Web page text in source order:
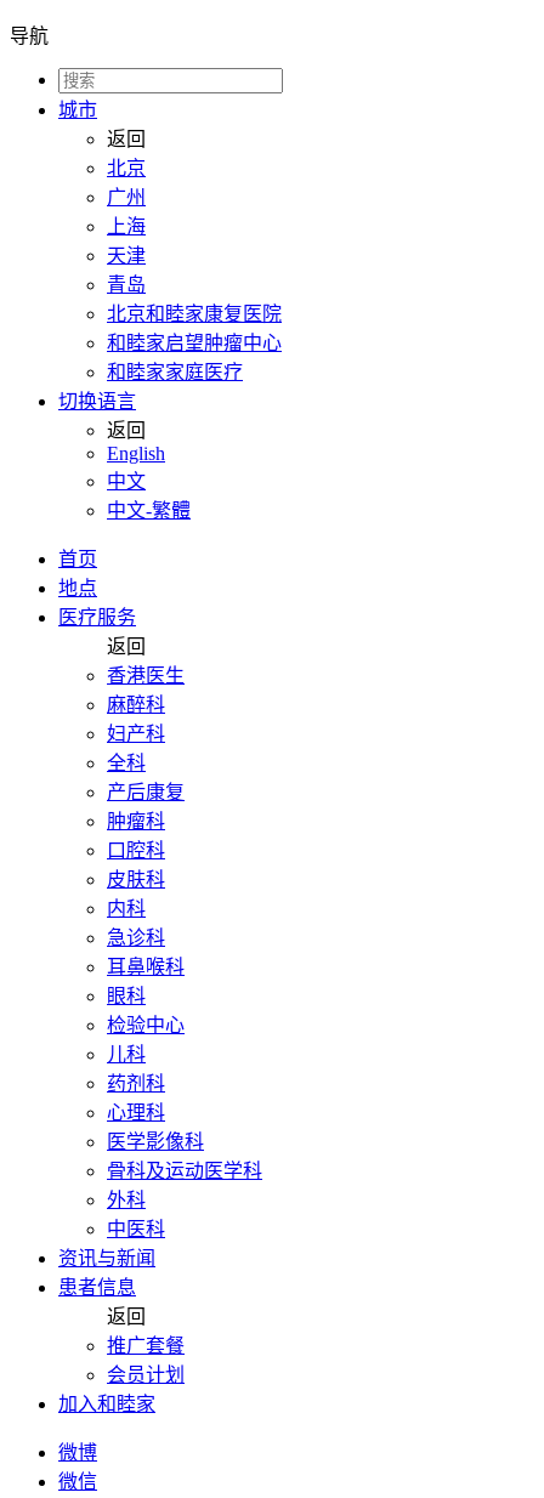
导航
城市
返回
北京
广州
上海
天津
青岛
北京和睦家康复医院
和睦家启望肿瘤中心
和睦家家庭医疗
切换语言
返回
English
中文
中文-繁體
首页
地点
医疗服务
返回
香港医生
麻醉科
妇产科
全科
产后康复
肿瘤科
口腔科
皮肤科
内科
急诊科
耳鼻喉科
眼科
检验中心
儿科
药剂科
心理科
医学影像科
骨科及运动医学科
外科
中医科
资讯与新闻
患者信息
返回
推广套餐
会员计划
加入和睦家
微博
微信